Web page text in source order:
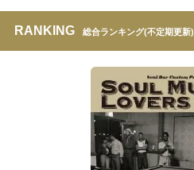
RANKING 総合ランキング(不定期更新)